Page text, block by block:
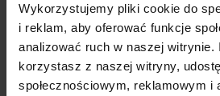
Wykorzystujemy pliki cookie do
i reklam, aby oferować funkcje
analizować ruch w naszej witrynie.
korzystasz z naszej witryny,
społecznościowym, reklamowym i
się, je ulubione potrawy i
dniem.
Efekty: